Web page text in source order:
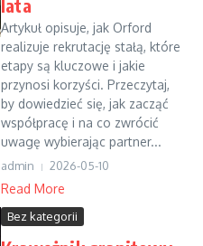
lata
Artykuł opisuje, jak Orford
realizuje rekrutację stałą, które
etapy są kluczowe i jakie
przynosi korzyści. Przeczytaj,
by dowiedzieć się, jak zacząć
współpracę i na co zwrócić
uwagę wybierając partner...
admin 2026-05-10
Read More
Bez kategorii